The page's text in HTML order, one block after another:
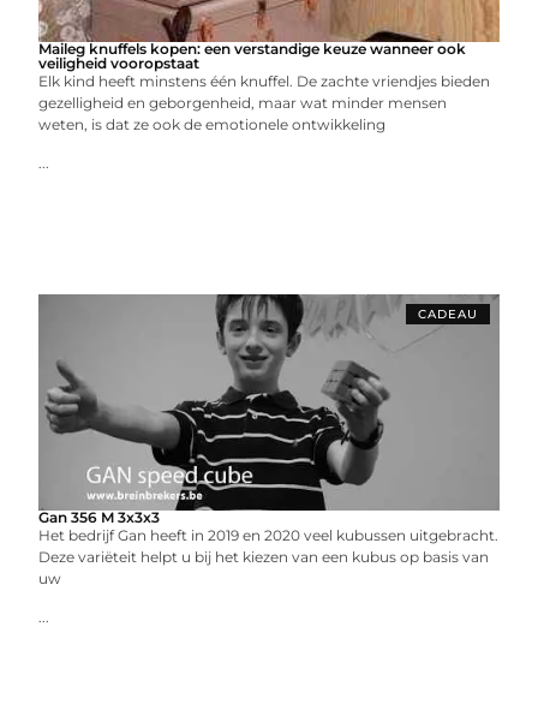
Maileg knuffels kopen: een verstandige keuze wanneer ook
veiligheid vooropstaat
Elk kind heeft minstens één knuffel. De zachte vriendjes bieden
gezelligheid en geborgenheid, maar wat minder mensen
weten, is dat ze ook de emotionele ontwikkeling
...
CADEAU
Gan 356 M 3x3x3
Het bedrijf Gan heeft in 2019 en 2020 veel kubussen uitgebracht.
Deze variëteit helpt u bij het kiezen van een kubus op basis van
uw
...